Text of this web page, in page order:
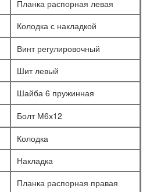
Планка распорная левая
Колодка с накладкой
Винт регулировочный
Шит левый
Шайба 6 пружинная
Болт М6х12
Колодка
Накладка
Планка распорная правая